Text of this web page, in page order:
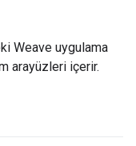
Weave uygulama
arayüzleri içerir.